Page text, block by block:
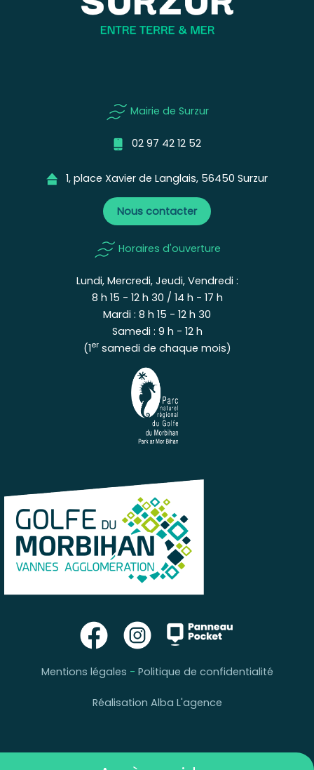
Mairie de Surzur
02 97 42 12 52
1, place Xavier de Langlais, 56450 Surzur
Nous contacter
Horaires d'ouverture
Lundi, Mercredi, Jeudi, Vendredi :
8 h 15 - 12 h 30 / 14 h - 17 h
Mardi : 8 h 15 - 12 h 30
Samedi : 9 h - 12 h
(1ersamedi de chaque mois)
Mentions légales - Politique de confidentialité
Réalisation Alba L'agence